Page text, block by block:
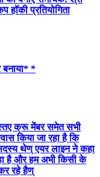
हॉकी प्रतियोगिता
बनाया* *
क्रू मेंबर समेत सभी
किया जा रहा है कि
थेण् एयर लाइन ने कहा
है और हम अभी किसी के
कर रहे हैण्